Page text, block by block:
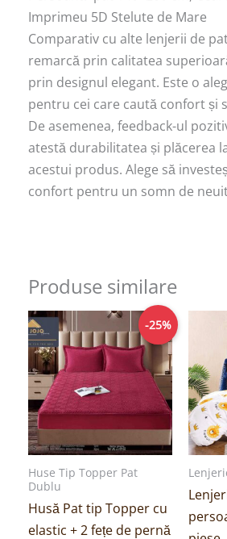
Imprimeu 5D Stelute de Mare
Comparativ cu alte lenjerii de
remarcă prin calitatea
prin designul elegant. Este o
pentru cei care caută confort și
De asemenea, feedback-ul
atestă durabilitatea și plăcerea
acestui produs. Alege să
confort pentru un somn de
Produse similare
-25%
Huse Tip Topper Pat
Dublu
Husă Pat tip Topper cu
elastic + 2 fețe de pernă
Prețul
inițial
a
199,00lei.
Prețul
curent
este:
149,00lei.